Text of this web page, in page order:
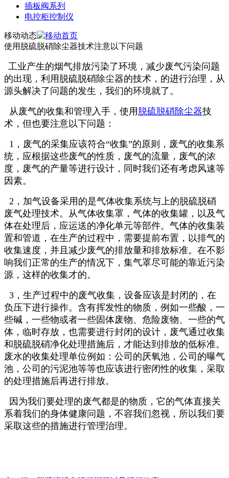
插板阀系列
电控柜控制仪
移动动态
使用脱硫脱硝除尘器技术注意以下问题
工业产生的烟气排放污染了环境，减少废气污染问题
的出现，利用脱硫脱硝除尘器的技术，的进行治理，从
源头解决了问题的发生，我们的环境就了。
从废气的收集和管理入手，使用 脱硫脱硝除尘器技
术，但也要注意以下问题：
1，废气的采集应该符合“收集”的原则，废气的收集系
统，应根据这些废气的性质，废气的流量，废气的浓
度，废气的产量等进行设计，同时我们还有考虑风速等
因素。
2，加气设备采用的是气体收集系统与上的脱硫脱硝
废气处理技术。从气体收集罩，气体的收集罐，以及气
体在处理后，应运送的净化单元等部件。气体的收集装
置和管道，在生产的过程中，需要提前布置，以排气的
收集速度，并且减少废气的排放量和排放标准。在不影
响我们正常的生产的情况下，集气罩尽可能的靠近污染
源，这样的收集才的。
3，生产过程中的废气收集，设备应该是封闭的，在
负压下进行操作。含有挥发性的物质，例如一些酸，一
些碱，一些物或者一些固体废物、危险废物、一些的气
体，临时存放，也需要进行封闭的设计，废气通过收集
和脱硫脱硝净化处理措施后，才能达到排放的低标准。
废水的收集处理单位例如：公司的厌氧池，公司的曝气
池，公司的污泥池等等也应该进行密闭性的收集，采取
的处理措施后再进行排放。
因为我们要处理的废气都是的物质，它的气体直接关
系着我们的身体健康问题，不容我们忽视，所以我们要
采取这些的措施进行管理治理。